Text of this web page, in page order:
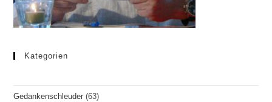
Kategorien
Gedankenschleuder (63)